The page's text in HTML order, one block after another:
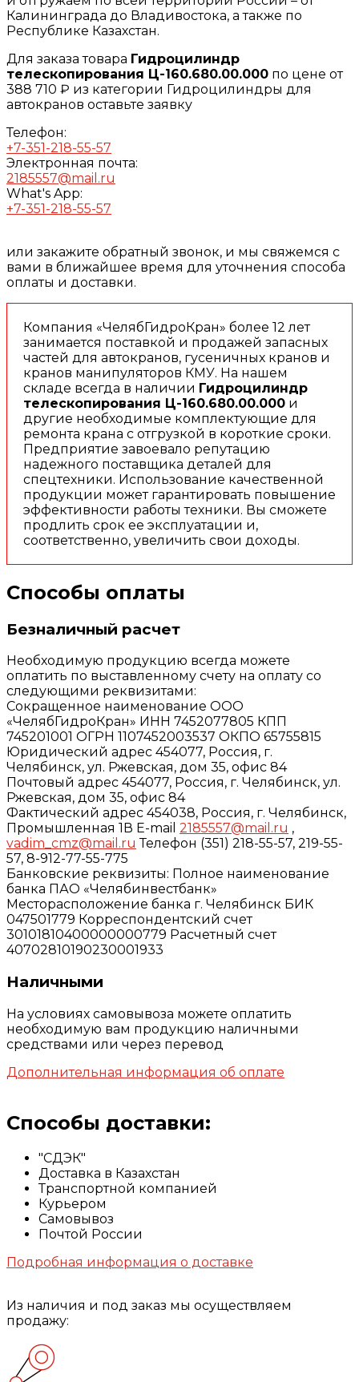
Калининграда до Владивостока, а также по
Республике Казахстан.
Для заказа товара Гидроцилиндр
телескопирования Ц-160.680.00.000 по цене от
388 710 ₽ из категории Гидроцилиндры для
автокранов оставьте заявку
Телефон:
+7-351-218-55-57
Электронная почта:
2185557@mail.ru
What's App:
+7-351-218-55-57
или закажите обратный звонок, и мы свяжемся с
вами в ближайшее время для уточнения способа
оплаты и доставки.
Компания «ЧелябГидроКран» более 12 лет
занимается поставкой и продажей запасных
частей для автокранов, гусеничных кранов и
кранов манипуляторов КМУ. На нашем
складе всегда в наличии Гидроцилиндр
телескопирования Ц-160.680.00.000 и
другие необходимые комплектующие для
ремонта крана с отгрузкой в короткие сроки.
Предприятие завоевало репутацию
надежного поставщика деталей для
спецтехники. Использование качественной
продукции может гарантировать повышение
эффективности работы техники. Вы сможете
продлить срок ее эксплуатации и,
соответственно, увеличить свои доходы.
Способы оплаты
Безналичный расчет
Необходимую продукцию всегда можете
оплатить по выставленному счету на оплату со
следующими реквизитами:
Сокращенное наименование ООО
«ЧелябГидроКран» ИНН 7452077805 КПП
745201001 ОГРН 1107452003537 ОКПО 65755815
Юридический адрес 454077, Россия, г.
Челябинск, ул. Ржевская, дом 35, офис 84
Почтовый адрес 454077, Россия, г. Челябинск, ул.
Ржевская, дом 35, офис 84
Фактический адрес 454038, Россия, г. Челябинск,
Промышленная 1В E-mail 2185557@mail.ru ,
vadim_cmz@mail.ru Телефон (351) 218-55-57, 219-55-
57, 8-912-77-55-775
Банковские реквизиты: Полное наименование
банка ПАО «Челябинвестбанк»
Месторасположение банка г. Челябинск БИК
047501779 Корреспондентский счет
30101810400000000779 Расчетный счет
40702810190230001933
Наличными
На условиях самовывоза можете оплатить
необходимую вам продукцию наличными
средствами или через перевод
Дополнительная информация об оплате
Способы доставки:
"СДЭК"
Доставка в Казахстан
Транспортной компанией
Курьером
Самовывоз
Почтой России
Подробная информация о доставке
Из наличия и под заказ мы осуществляем
продажу: